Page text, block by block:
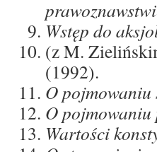
Wstęp do
(z M.
(1992).
O
O
Wartości